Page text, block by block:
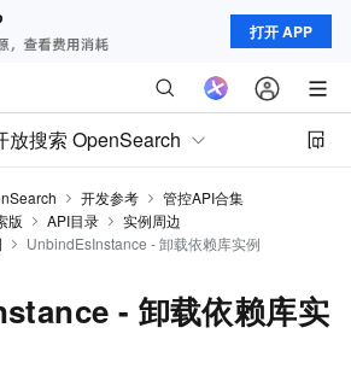
打开 APP
放搜索 OpenSearch
开发参考
管控API合集
版
API目录
实例周边
UnbindEsInstance - 卸载依赖库实例
- 卸载依赖库实